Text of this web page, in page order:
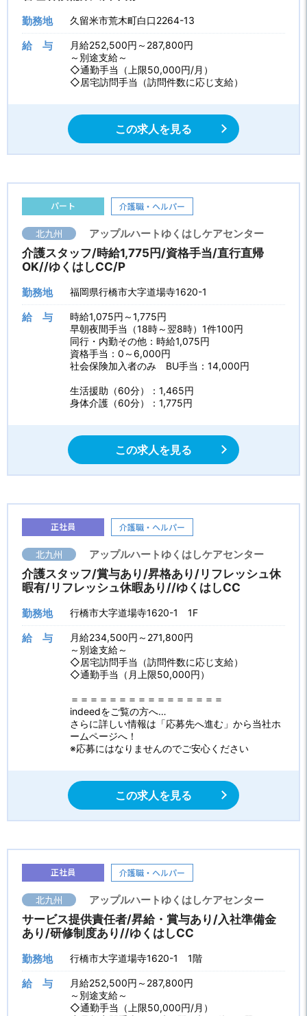
勤務地 久留米市荒木町白口2264-13
給 与
月給252,500円～287,800円
～別途支給～
◇通勤手当（上限50,000円/月）
◇居宅訪問手当（訪問件数に応じ支給）
この求人を見る
パート 介護職・ヘルパー
北九州 アップルハートゆくはしケアセンター
介護スタッフ/時給1,775円/資格手当/直行直帰
OK//ゆくはしCC/P
勤務地 福岡県行橋市大字道場寺1620-1
給 与
時給1,075円～1,775円
早朝夜間手当（18時～翌8時）1件100円
同行・内勤その他：時給1,075円
資格手当：0～6,000円
社会保険加入者のみ BU手当：14,000円
生活援助（60分）：1,465円
身体介護（60分）：1,775円
この求人を見る
正社員 介護職・ヘルパー
北九州 アップルハートゆくはしケアセンター
介護スタッフ/賞与あり/昇格あり/リフレッシュ休
暇有/リフレッシュ休暇あり//ゆくはしCC
勤務地 行橋市大字道場寺1620-1 1F
給 与
月給234,500円～271,800円
～別途支給～
◇居宅訪問手当（訪問件数に応じ支給）
◇通勤手当（月上限50,000円）
＝＝＝＝＝＝＝＝＝＝＝＝＝＝＝＝
indeedをご覧の方へ…
さらに詳しい情報は「応募先へ進む」から当社ホ
ームページへ！
※応募にはなりませんのでご安心ください
この求人を見る
正社員 介護職・ヘルパー
北九州 アップルハートゆくはしケアセンター
サービス提供責任者/昇給・賞与あり/入社準備金
あり/研修制度あり//ゆくはしCC
勤務地 行橋市大字道場寺1620-1 1階
給 与
月給252,500円～287,800円
～別途支給～
◇通勤手当（上限50,000円/月）